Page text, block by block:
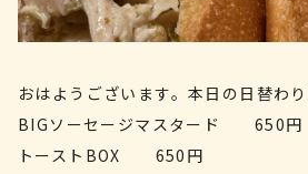
おはようございます。本日の日替わり
BIGソーセージマスタード
トーストBOX 650円